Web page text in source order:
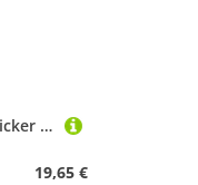
getuse Tischtennis Ball Picker mit Aufbewahrungstasche, Einstellbarer Kommissioniernetz 21-61inch, Trainingstool Practice Tool Zubehör- Kohlefaser A.
19,65 €